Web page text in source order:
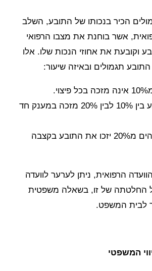
הכיר בנכותו של התובע, השלב
אשר בוחנת את מצבו הרפואי
וקובעת את אחוזי הנכות שלו. אלו
תגמולים ובאיזה שיעור:
שיעור נכות שנע בין 10% לבין 20% מזכה במענק חד
אחוזי נכות גבוהים מ20% יזכו את התובע בקצבה
הרפואית, ניתן לערער לוועדה
החלטתה של זו, בשאלה משפטית
לבית המשפט.
המשפטי